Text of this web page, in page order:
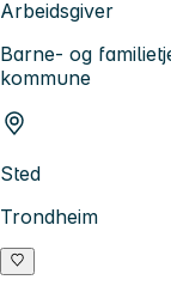
Arbeidsgiver
Barne- og
kommune
Sted
Trondheim